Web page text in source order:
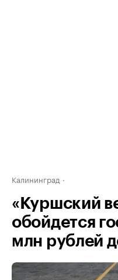
Калининград
«Куршский
обойдется
млн рублей